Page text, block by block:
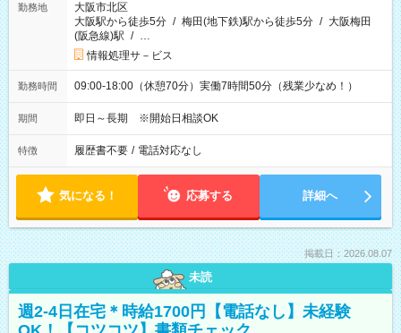
勤務地
大阪市北区
大阪駅から徒歩5分 / 梅田(地下鉄)駅から徒歩5分 / 大阪梅田
(阪急線)駅 / …
情報処理サ－ビス
勤務時間 09:00-18:00（休憩70分）実働7時間50分（残業少なめ！）
期間 即日～長期 ※開始日相談OK
特徴 履歴書不要 / 電話対応なし
気になる！ 応募する 詳細へ
掲載日：2026.08.07
未読
週2-4日在宅＊時給1700円【電話なし】未経験